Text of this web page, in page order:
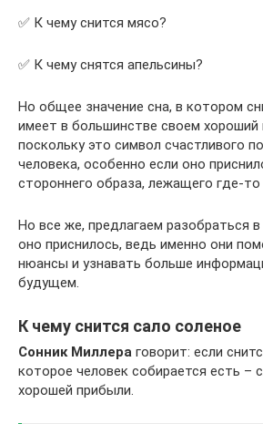
✅ К чему снится мясо?
✅ К чему снятся апельсины?
Но общее значение сна, в котором
имеет в большинстве своем хороший
поскольку это символ счастливого
человека, особенно если оно
стороннего образа, лежащего где-то
Но все же, предлагаем разобраться
оно приснилось, ведь именно они
нюансы и узнавать больше
будущем.
К чему снится сало соленое
Сонник Миллера говорит: если
которое человек собирается есть –
хорошей прибыли.